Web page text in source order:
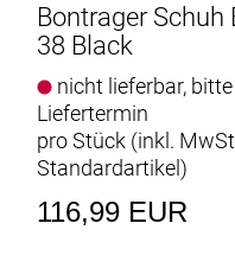
Geht sich gut.
Die leichte, steife
Composite-Material
Kraftübertragung auf
Steifigkeitsindex: 7 von
Bereit zum Einklicken
Bontrager Schuh
38 Black
nicht lieferbar,
Liefertermin
pro Stück (inkl.
Standardartikel)
116,99 EUR